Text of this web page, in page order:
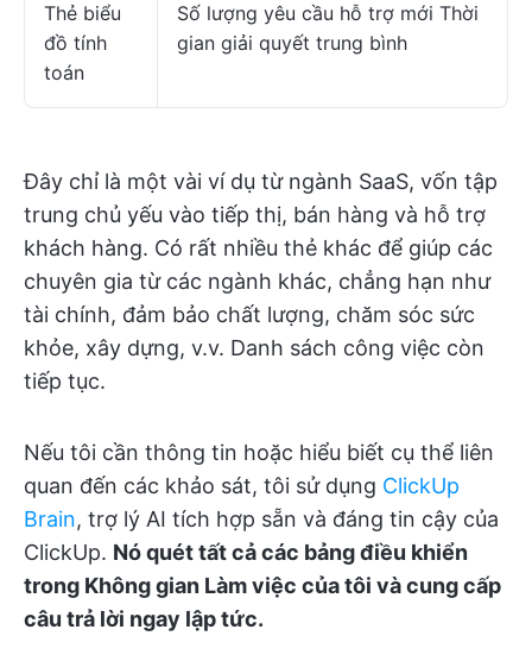
Thẻ biểu
đồ tính
toán
Số lượng yêu cầu hỗ trợ mới Thời
gian giải quyết trung bình
Đây chỉ là một vài ví dụ từ ngành SaaS, vốn tập
trung chủ yếu vào tiếp thị, bán hàng và hỗ trợ
khách hàng. Có rất nhiều thẻ khác để giúp các
chuyên gia từ các ngành khác, chẳng hạn như
tài chính, đảm bảo chất lượng, chăm sóc sức
khỏe, xây dựng, v.v. Danh sách công việc còn
tiếp tục.
Nếu tôi cần thông tin hoặc hiểu biết cụ thể liên
quan đến các khảo sát, tôi sử dụng ClickUp
Brain, trợ lý AI tích hợp sẵn và đáng tin cậy của
ClickUp. Nó quét tất cả các bảng điều khiển
trong Không gian Làm việc của tôi và cung cấp
câu trả lời ngay lập tức.